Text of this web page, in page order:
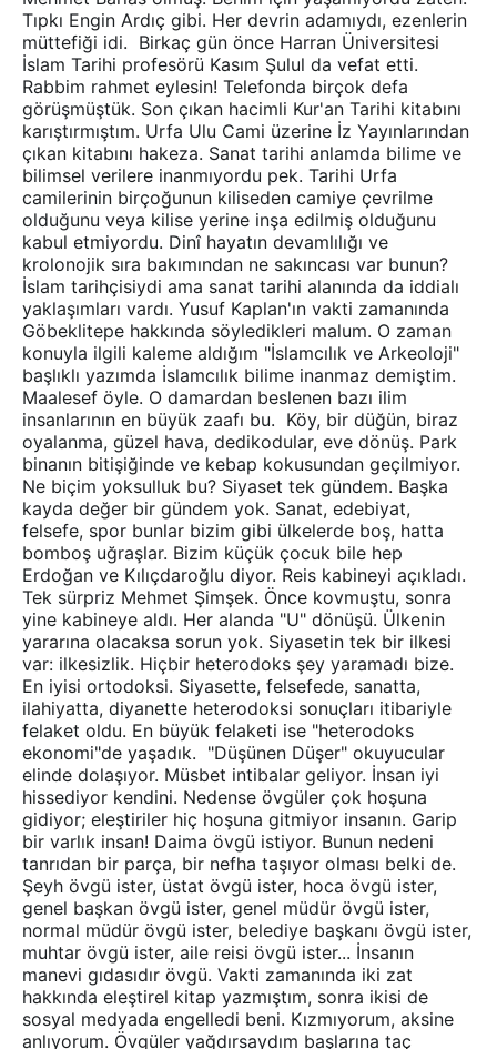
Tıpkı Engin Ardıç gibi. Her devrin adamıydı, ezenlerin
müttefiği idi. Birkaç gün önce Harran Üniversitesi
İslam Tarihi profesörü Kasım Şulul da vefat etti.
Rabbim rahmet eylesin! Telefonda birçok defa
görüşmüştük. Son çıkan hacimli Kur'an Tarihi kitabını
karıştırmıştım. Urfa Ulu Cami üzerine İz Yayınlarından
çıkan kitabını hakeza. Sanat tarihi anlamda bilime ve
bilimsel verilere inanmıyordu pek. Tarihi Urfa
camilerinin birçoğunun kiliseden camiye çevrilme
olduğunu veya kilise yerine inşa edilmiş olduğunu
kabul etmiyordu. Dinî hayatın devamlılığı ve
krolonojik sıra bakımından ne sakıncası var bunun?
İslam tarihçisiydi ama sanat tarihi alanında da iddialı
yaklaşımları vardı. Yusuf Kaplan'ın vakti zamanında
Göbeklitepe hakkında söyledikleri malum. O zaman
konuyla ilgili kaleme aldığım "İslamcılık ve Arkeoloji"
başlıklı yazımda İslamcılık bilime inanmaz demiştim.
Maalesef öyle. O damardan beslenen bazı ilim
insanlarının en büyük zaafı bu. Köy, bir düğün, biraz
oyalanma, güzel hava, dedikodular, eve dönüş. Park
binanın bitişiğinde ve kebap kokusundan geçilmiyor.
Ne biçim yoksulluk bu? Siyaset tek gündem. Başka
kayda değer bir gündem yok. Sanat, edebiyat,
felsefe, spor bunlar bizim gibi ülkelerde boş, hatta
bomboş uğraşlar. Bizim küçük çocuk bile hep
Erdoğan ve Kılıçdaroğlu diyor. Reis kabineyi açıkladı.
Tek sürpriz Mehmet Şimşek. Önce kovmuştu, sonra
yine kabineye aldı. Her alanda "U" dönüşü. Ülkenin
yararına olacaksa sorun yok. Siyasetin tek bir ilkesi
var: ilkesizlik. Hiçbir heterodoks şey yaramadı bize.
En iyisi ortodoksi. Siyasette, felsefede, sanatta,
ilahiyatta, diyanette heterodoksi sonuçları itibariyle
felaket oldu. En büyük felaketi ise "heterodoks
ekonomi"de yaşadık. "Düşünen Düşer" okuyucular
elinde dolaşıyor. Müsbet intibalar geliyor. İnsan iyi
hissediyor kendini. Nedense övgüler çok hoşuna
gidiyor; eleştiriler hiç hoşuna gitmiyor insanın. Garip
bir varlık insan! Daima övgü istiyor. Bunun nedeni
tanrıdan bir parça, bir nefha taşıyor olması belki de.
Şeyh övgü ister, üstat övgü ister, hoca övgü ister,
genel başkan övgü ister, genel müdür övgü ister,
normal müdür övgü ister, belediye başkanı övgü ister,
muhtar övgü ister, aile reisi övgü ister... İnsanın
manevi gıdasıdır övgü. Vakti zamanında iki zat
hakkında eleştirel kitap yazmıştım, sonra ikisi de
sosyal medyada engelledi beni. Kızmıyorum, aksine
anlıyorum. Övgüler yağdırsaydım başlarına taç